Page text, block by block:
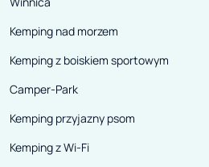
Kemping nad morzem
Kemping z boiskiem sportowym
Camper-Park
Kemping przyjazny psom
Kemping z Wi-Fi